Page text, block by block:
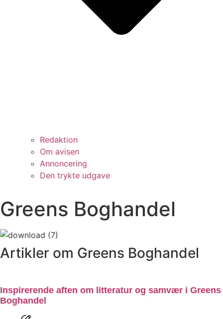
Redaktion
Om avisen
Annoncering
Den trykte udgave
Greens Boghandel
Artikler om Greens Boghandel
Inspirerende aften om litteratur og samvær i Greens
Boghandel